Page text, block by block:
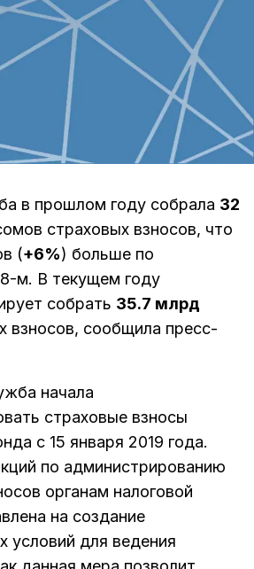
в прошлом году собрала 32
страховых взносов, что
(+6%) больше по
м. В текущем году
собрать 35.7 млрд
взносов, сообщила пресс-
начала
страховые взносы
с 15 января 2019 года.
по администрированию
органам налоговой
на создание
условий для ведения